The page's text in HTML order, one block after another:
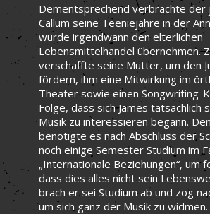
Dementsprechend verbrachte der
Callum seine Teeniejahre in der
würde irgendwann den elterlichen
Lebensmittelhandel übernehmen.
verschaffte seine Mutter, um den
fördern, ihm eine Mitwirkung im
Theater sowie einen Songwriting-
Folge, dass sich James tatsächlich
Musik zu interessieren begann.
benötigte es nach Abschluss der
noch einige Semester Studium im
„Internationale Beziehungen“, um
dass dies alles nicht sein
brach er sei Studium ab und zog
um sich ganz der Musik zu widmen.